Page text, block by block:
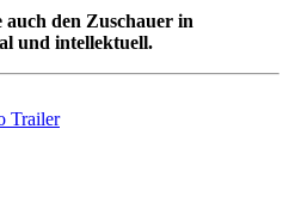
den Zuschauer in
und intellektuell.